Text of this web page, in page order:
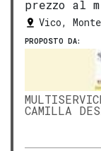
prezzo al
Vico,
PROPOSTO DA:
CAMILLA